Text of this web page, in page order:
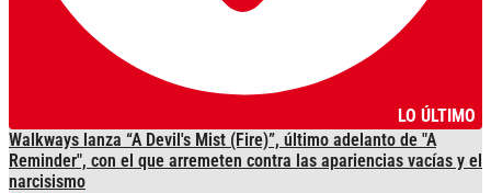
LO ÚLTIMO
Walkways lanza “A Devil's Mist (Fire)”, último adelanto de "A
Reminder", con el que arremeten contra las apariencias vacías y el
narcisismo